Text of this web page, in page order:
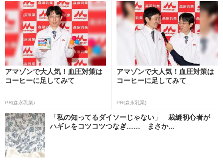
アマゾンで大人気！血圧対策は
コーヒーに足してみて
PR(森永乳業)
アマゾンで大人気！血圧対策は
コーヒーに足してみて
PR(森永乳業)
「私の知ってるダイソーじゃない」 裁縫初心者が
ハギレをコツコツつなぎ…… まさか...